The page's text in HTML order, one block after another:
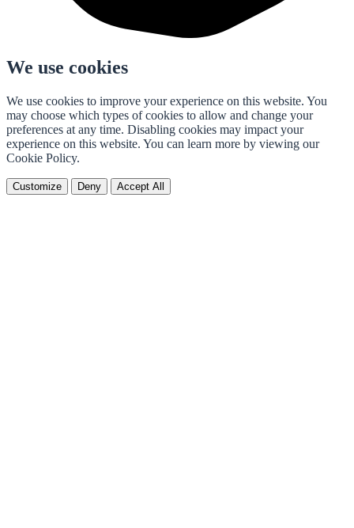
We use cookies
We use cookies to improve your experience on this website. You
may choose which types of cookies to allow and change your
preferences at any time. Disabling cookies may impact your
experience on this website. You can learn more by viewing our
Cookie Policy.
Customize Deny Accept All